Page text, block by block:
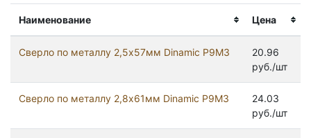
Наименование Цена
Сверло по металлу 2,5х57мм Dinamic Р9М3
20.96
руб./шт
Сверло по металлу 2,8х61мм Dinamic Р9М3
24.03
руб./шт